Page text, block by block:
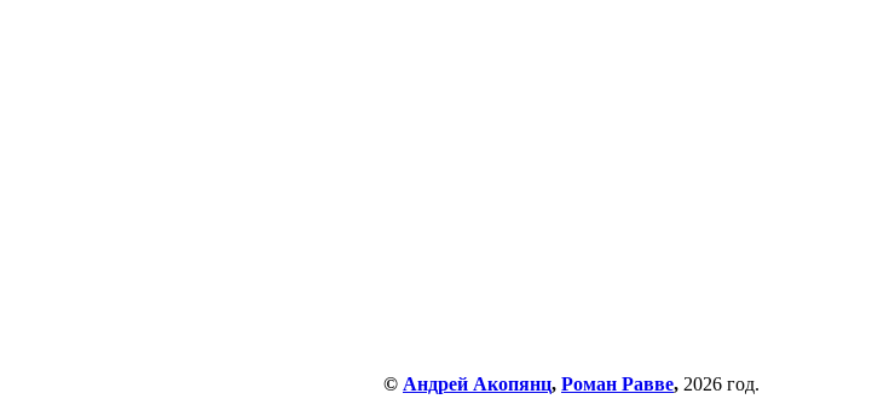
© Андрей Акопянц, Роман Равве, 2026 год.